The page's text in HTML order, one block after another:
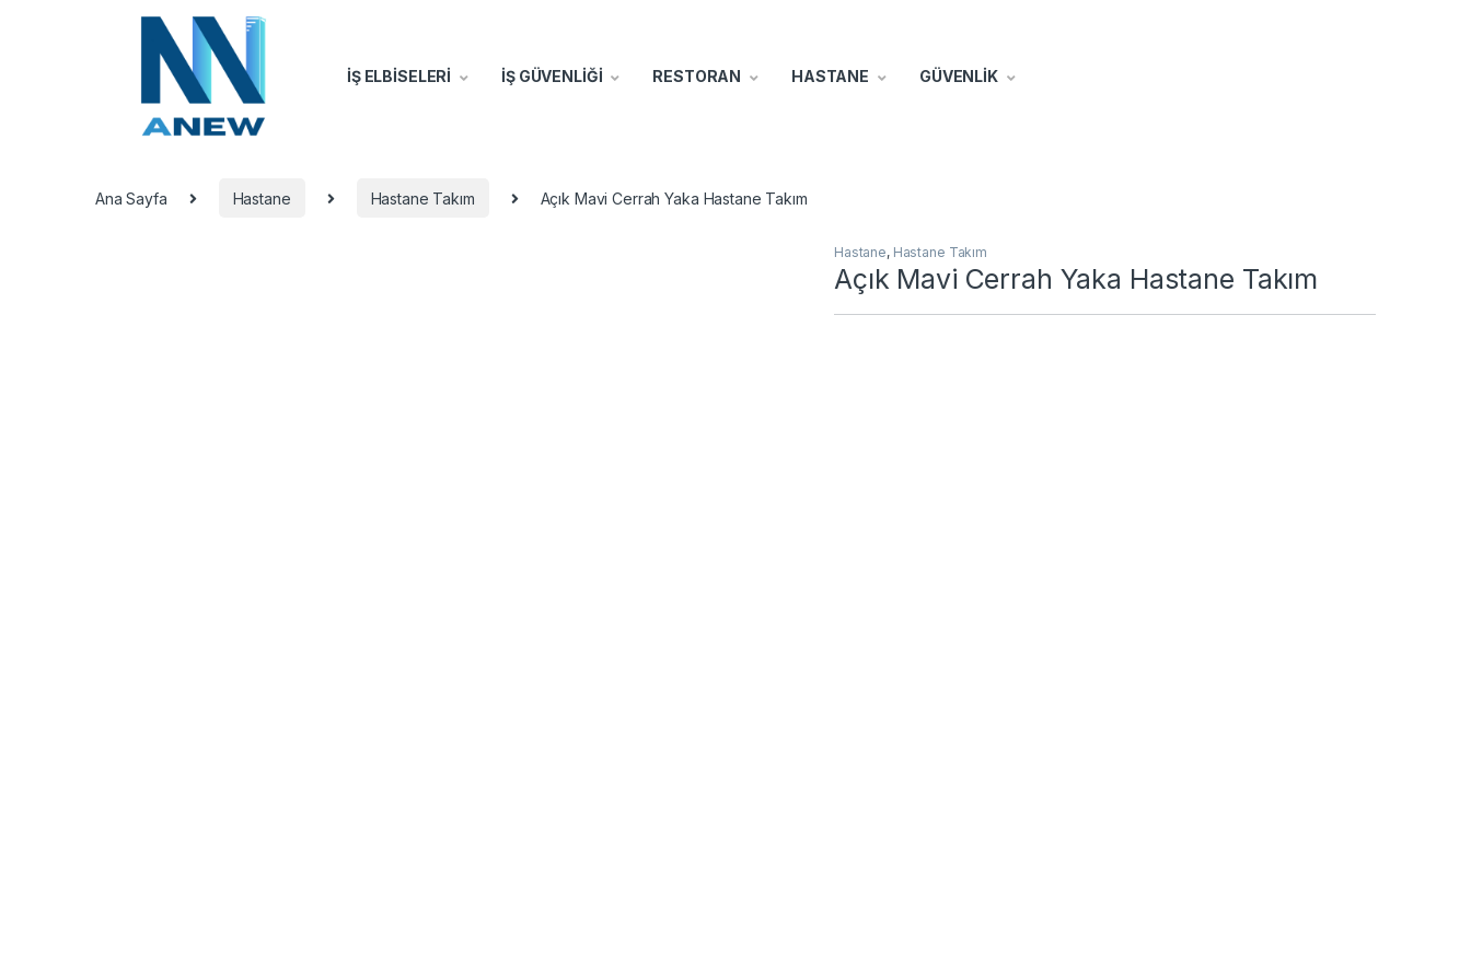
İŞ ELBİSELERİ İŞ GÜVENLİĞİ RESTORAN HASTANE GÜVENLİK
Ana Sayfa Hastane Hastane Takım Açık Mavi Cerrah Yaka Hastane Takım
Hastane, Hastane Takım
Açık Mavi Cerrah Yaka Hastane Takım